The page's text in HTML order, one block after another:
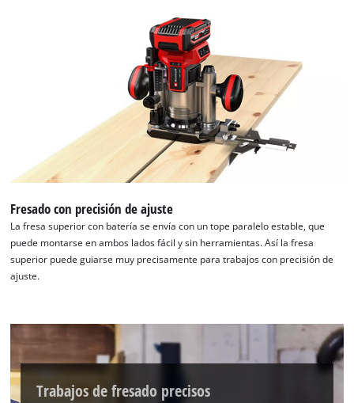
visitor. The website owner needs to setup
the site with their CMP to add this content
to the list of technologies used.
Powered by
Usercentrics Consent
Management Platform
Fresado con precisión de ajuste
La fresa superior con batería se envía con un tope paralelo estable, que
puede montarse en ambos lados fácil y sin herramientas. Así la fresa
superior puede guiarse muy precisamente para trabajos con precisión de
ajuste.
Trabajos de fresado precisos